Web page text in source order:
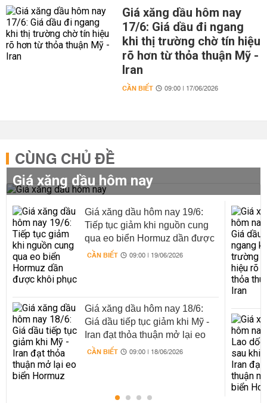
Giá xăng dầu hôm nay
17/6: Giá dầu đi ngang
khi thị trường chờ tín hiệu
rõ hơn từ thỏa thuận Mỹ -
Iran
CẦN BIẾT 09:00 | 17/06/2026
CÙNG CHỦ ĐỀ
Giá xăng dầu hôm nay
Giá xăng dầu hôm nay 19/6:
Tiếp tục giảm khi nguồn cung
qua eo biển Hormuz dần được
khôi phục
CẦN BIẾT 09:00 | 19/06/2026
Giá xăng dầu hôm nay 18/6:
Giá dầu tiếp tục giảm khi Mỹ -
Iran đạt thỏa thuận mở lại eo
biển Hormuz
CẦN BIẾT 09:00 | 18/06/2026